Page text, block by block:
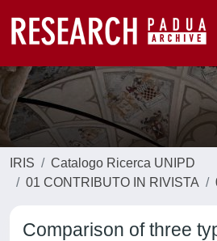
IRIS
Catalogo Ricerca UNIPD
01 CONTRIBUTO IN RIVISTA
Comparison of three